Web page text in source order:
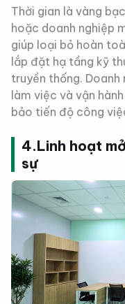
Thời gian là vàng
hoặc doanh nghiệp
giúp loại bỏ hoàn
lắp đặt hạ tầng kỹ
truyền thống. Doanh
làm việc và vận
bảo tiến độ công
4.Linh hoạt
sự